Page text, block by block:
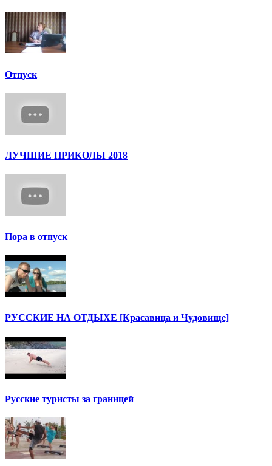
Отпуск
ЛУЧШИЕ ПРИКОЛЫ 2018
Пора в отпуск
РУССКИЕ НА ОТДЫХЕ [Красавица и Чудовище]
Русские туристы за границей